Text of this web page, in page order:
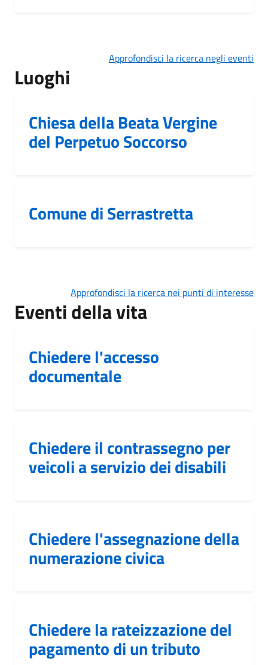
Approfondisci la ricerca negli eventi
Luoghi
Chiesa della Beata Vergine
del Perpetuo Soccorso
Comune di Serrastretta
Approfondisci la ricerca nei punti di interesse
Eventi della vita
Chiedere l'accesso
documentale
Chiedere il contrassegno per
veicoli a servizio dei disabili
Chiedere l'assegnazione della
numerazione civica
Chiedere la rateizzazione del
pagamento di un tributo